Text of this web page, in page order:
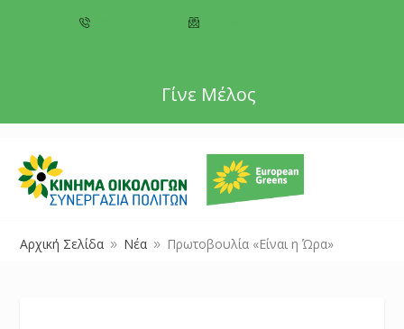
Γίνε Μέλος
Αρχική Σελίδα 9 Νέα 9 Πρωτοβουλία «Είναι η Ώρα»